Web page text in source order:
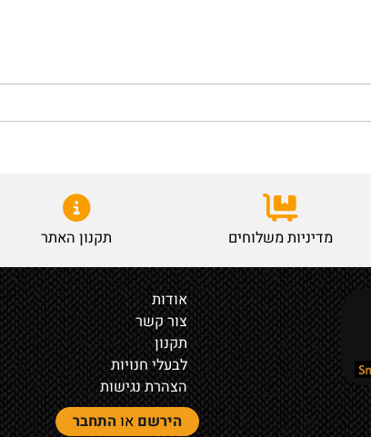
מדיניות משלוחים תקנון האתר
אודות
צור קשר
תקנון
לבעלי חנויות